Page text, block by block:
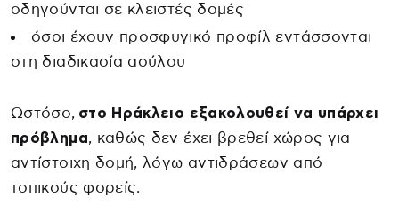
οδηγούνται σε κλειστές δομές
όσοι έχουν προσφυγικό προφίλ εντάσσονται
στη διαδικασία ασύλου
Ωστόσο, στο Ηράκλειο εξακολουθεί να υπάρχει
πρόβλημα, καθώς δεν έχει βρεθεί χώρος για
αντίστοιχη δομή, λόγω αντιδράσεων από
τοπικούς φορείς.